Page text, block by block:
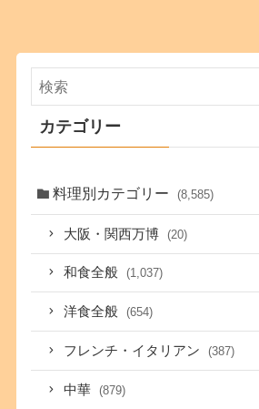
カテゴリー
料理別カテゴリー (8,585)
大阪・関西万博 (20)
和食全般 (1,037)
洋食全般 (654)
フレンチ・イタリアン (387)
中華 (879)